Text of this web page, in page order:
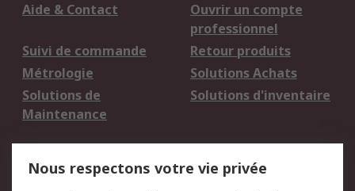
Aide & Contact
Ouvrir un compte
professionnel
Suivi de commande
Retour produits
Métrologie
Solutions Achats
Solutions de
Maintenance
Solutions d'inventaire
Nous respectons votre vie privée